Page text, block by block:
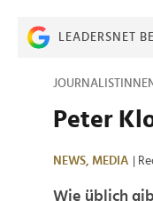
LEADERSNET
Peter
NEWS, MEDIA |
Wie üblich